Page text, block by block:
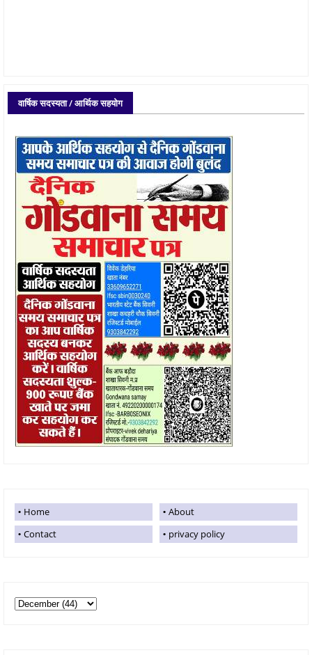
वार्षिक सदस्यता / आर्थिक सहयोग
Home
About
Contact
privacy policy